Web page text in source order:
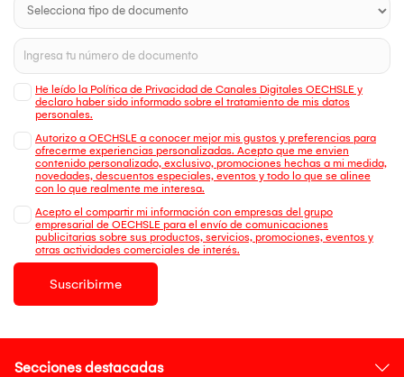
He leído la Política de Privacidad de Canales Digitales OECHSLE y
declaro haber sido informado sobre el tratamiento de mis datos
personales.
Autorizo a OECHSLE a conocer mejor mis gustos y preferencias para
ofrecerme experiencias personalizadas. Acepto que me envien
contenido personalizado, exclusivo, promociones hechas a mi medida,
novedades, descuentos especiales, eventos y todo lo que se alinee
con lo que realmente me interesa.
Acepto el compartir mi información con empresas del grupo
empresarial de OECHSLE para el envío de comunicaciones
publicitarias sobre sus productos, servicios, promociones, eventos y
otras actividades comerciales de interés.
Suscribirme
Secciones destacadas